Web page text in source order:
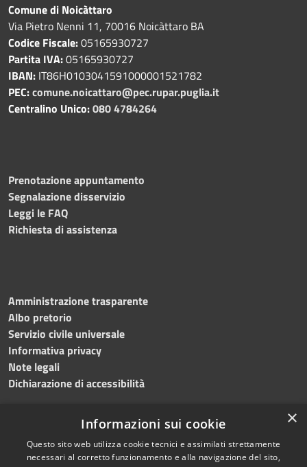
Comune di Noicàttaro
Via Pietro Nenni 11, 70016 Noicàttaro BA
Codice Fiscale:05165930727
Partita IVA:05165930727
IBAN: IT86H0103041591000001521782
PEC:comune.noicattaro@pec.rupar.puglia.it
Centralino Unico:080 4784264
Prenotazione appuntamento
Segnalazione disservizio
Leggi le FAQ
Richiesta di assistenza
Amministrazione trasparente
Albo pretorio
Servizio civile universale
Informativa privacy
Note legali
Dichiarazione di accessibilità
RSS
Copyright © 2023 •
×
Informazioni sui cookie
Questo sito web utilizza cookie tecnici e assimilati strettamente
necessari al corretto funzionamento e alla navigazione del sito,